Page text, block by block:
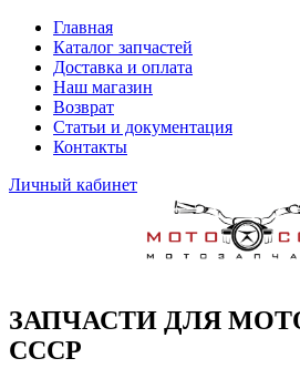
Главная
Каталог запчастей
Доставка и оплата
Наш магазин
Возврат
Статьи и документация
Контакты
Личный кабинет
ЗАПЧАСТИ ДЛЯ
СССР